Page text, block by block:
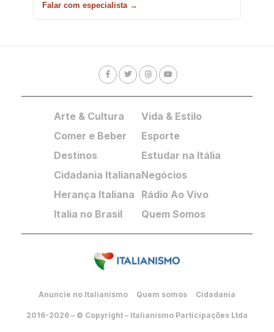
Falar com especialista →
Arte & Cultura
Comer e Beber
Destinos
Cidadania Italiana
Herança Italiana
Italia no Brasil
Vida & Estilo
Esporte
Estudar na Itália
Negócios
Rádio Ao Vivo
Quem Somos
Anuncie no Italianismo Quem somos Cidadania
2016-2026 – © Copyright – Italianismo Participações Ltda